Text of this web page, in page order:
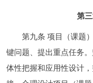
第
第九条 项目（课题）
键问题、提出重点任务
体性把握和应用性设计